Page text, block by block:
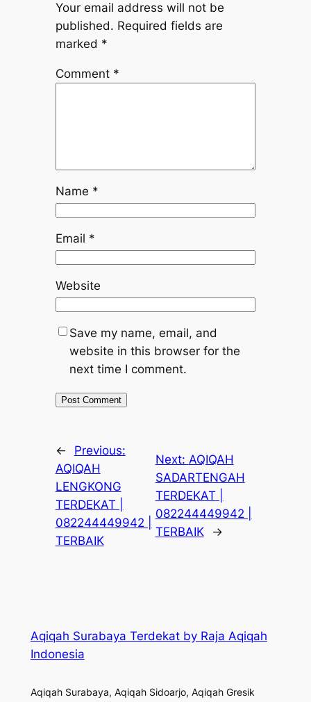
Your email address will not be
published. Required fields are
marked *
Comment *
Name *
Email *
Website
Save my name, email, and
website in this browser for the
next time I comment.
←
Previous:
AQIQAH
LENGKONG
TERDEKAT |
082244449942 |
TERBAIK
Next: AQIQAH
SADARTENGAH
TERDEKAT |
082244449942 |
TERBAIK
→
Aqiqah Surabaya Terdekat by Raja Aqiqah
Indonesia
Aqiqah Surabaya, Aqiqah Sidoarjo, Aqiqah Gresik